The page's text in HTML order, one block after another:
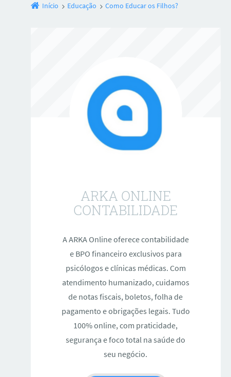
Início Educação Como Educar os Filhos?
ARKA ONLINE
CONTABILIDADE
A ARKA Online oferece contabilidade
e BPO financeiro exclusivos para
psicólogos e clínicas médicas. Com
atendimento humanizado, cuidamos
de notas fiscais, boletos, folha de
pagamento e obrigações legais. Tudo
100% online, com praticidade,
segurança e foco total na saúde do
seu negócio.